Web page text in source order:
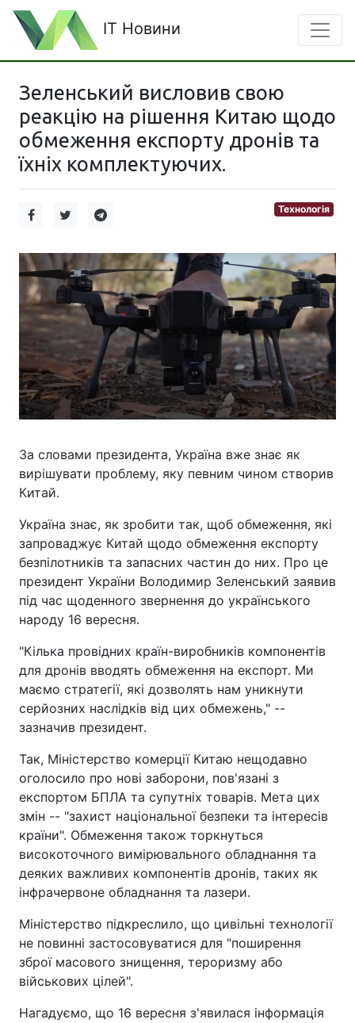
IT Новини
Зеленський висловив свою
реакцію на рішення Китаю щодо
обмеження експорту дронів та
їхніх комплектуючих.
Технологія
За словами президента, Україна вже знає як
вирішувати проблему, яку певним чином створив
Китай.
Україна знає, як зробити так, щоб обмеження, які
запроваджує Китай щодо обмеження експорту
безпілотників та запасних частин до них. Про це
президент України Володимир Зеленський заявив
під час щоденного звернення до українського
народу 16 вересня.
"Кілька провідних країн-виробників компонентів
для дронів вводять обмеження на експорт. Ми
маємо стратегії, які дозволять нам уникнути
серйозних наслідків від цих обмежень," --
зазначив президент.
Так, Міністерство комерції Китаю нещодавно
оголосило про нові заборони, пов'язані з
експортом БПЛА та супутніх товарів. Мета цих
змін -- "захист національної безпеки та інтересів
країни". Обмеження також торкнуться
високоточного вимірювального обладнання та
деяких важливих компонентів дронів, таких як
інфрачервоне обладнання та лазери.
Міністерство підкреслило, що цивільні технології
не повинні застосовуватися для "поширення
зброї масового знищення, тероризму або
військових цілей".
Нагадуємо, що 16 вересня з'явилася інформація